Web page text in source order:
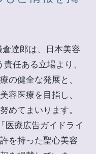
達郎は、日本美容
任ある立場より、
の健全な発展と、
容医療を目指し、
めてまいります。
医療広告ガイドライ
を持った聖心美容